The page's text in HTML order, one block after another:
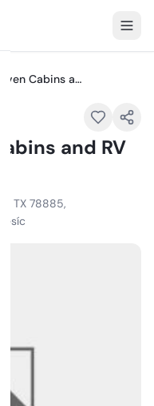
A Peace Of Heaven Cabins and RV Park, LLC
and RV
TX 78885,